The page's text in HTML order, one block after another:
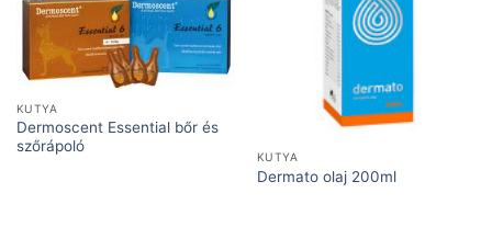
KUTYA
Dermoscent Essential bőr és
szőrápoló
KUTYA
Dermato olaj 200ml